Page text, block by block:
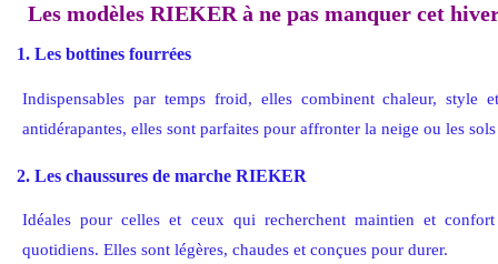
Les modèles RIEKER à ne pas manquer cet
1. Les bottines fourrées
Indispensables par temps froid, elles combinent chaleur, style
antidérapantes, elles sont parfaites pour affronter la neige ou les
2. Les chaussures de marche RIEKER
Idéales pour celles et ceux qui recherchent maintien et confort
quotidiens. Elles sont légères, chaudes et conçues pour durer.